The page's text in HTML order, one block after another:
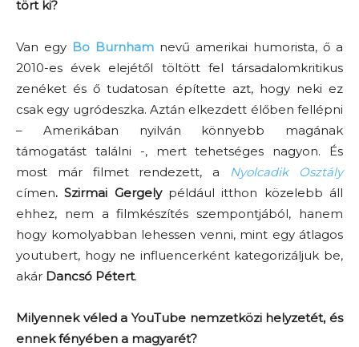
tört ki?
Van egy Bo Burnham nevű amerikai humorista, ő a
2010-es évek elejétől töltött fel társadalomkritikus
zenéket és ő tudatosan építette azt, hogy neki ez
csak egy ugródeszka. Aztán elkezdett élőben fellépni
– Amerikában nyilván könnyebb magának
támogatást találni -, mert tehetséges nagyon. És
most már filmet rendezett, a Nyolcadik Osztály
címen. Szirmai Gergelypéldául itthon közelebb áll
ehhez, nem a filmkészítés szempontjából, hanem
hogy komolyabban lehessen venni, mint egy átlagos
youtubert, hogy ne influencerként kategorizáljuk be,
akár Dancsó Pétert.
Milyennek véled a YouTube nemzetközi helyzetét, és
ennek fényében a magyarét?